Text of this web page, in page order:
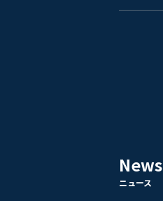
News
ニュース